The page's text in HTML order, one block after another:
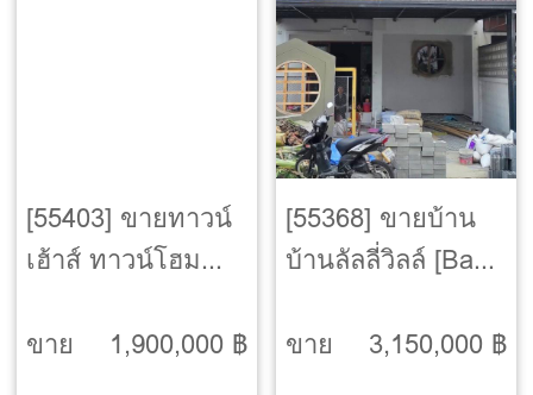
[55403] ขายทาวน์
เฮ้าส์ ทาวน์โฮม
Lalliville]
ขาย 1,900,000 ฿
[55368] ขายบ้าน
บ้านลัลลี่วิลล์ [Baan
ขาย
3,150,000 ฿